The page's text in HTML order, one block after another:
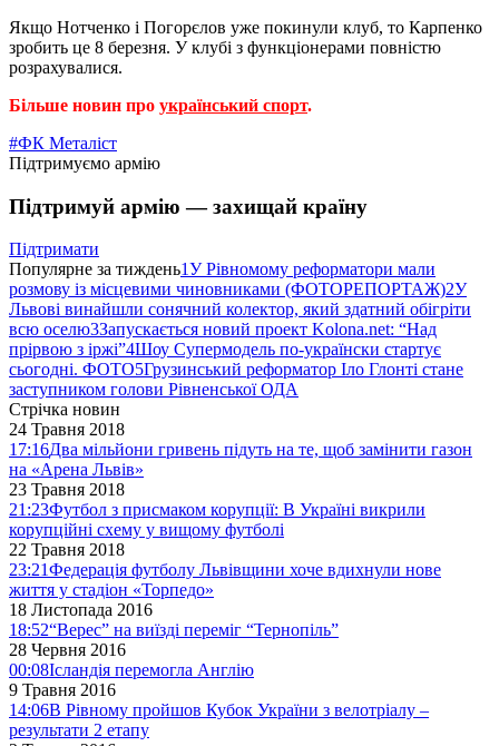
Якщо Нотченко і Погорєлов уже покинули клуб, то Карпенко
зробить це 8 березня. У клубі з функціонерами повністю
розрахувалися.
Більше новин про український спорт.
#ФК Металіст
Підтримуємо армію
Підтримуй армію — захищай країну
Підтримати
Популярне за тиждень1У Рівномому реформатори мали
розмову із місцевими чиновниками (ФОТОРЕПОРТАЖ)2У
Львові винайшли сонячний колектор, який здатний обігріти
всю оселю3Запускається новий проект Kolona.net: “Над
прірвою з іржі”4Шоу Супермодель по-українски стартує
сьогодні. ФОТО5Грузинський реформатор Іло Глонті стане
заступником голови Рівненської ОДА
Стрічка новин
24 Травня 2018
17:16Два мільйони гривень підуть на те, щоб замінити газон
на «Арена Львів»
23 Травня 2018
21:23Футбол з присмаком корупції: В Україні викрили
корупційні схему у вищому футболі
22 Травня 2018
23:21Федерація футболу Львівщини хоче вдихнули нове
життя у стадіон «Торпедо»
18 Листопада 2016
18:52“Верес” на виїзді переміг “Тернопіль”
28 Червня 2016
00:08Ісландія перемогла Англію
9 Травня 2016
14:06В Рівному пройшов Кубок України з велотріалу –
результати 2 етапу